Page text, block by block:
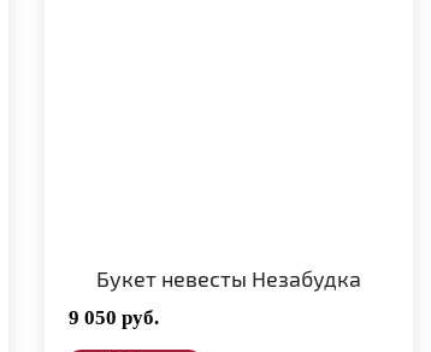
Букет невесты Незабудка
9 050 руб.